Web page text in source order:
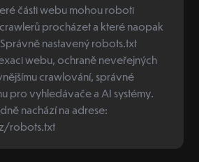
části webu mohou roboti
procházet a které naopak
nastavený robots.txt
webu, ochraně neveřejných
crawlování, správné
pro vyhledávače a AI systémy.
nachází na adrese:
robots.txt